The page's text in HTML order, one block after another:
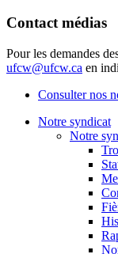
Contact médias
Pour les demandes
ufcw@ufcw.ca en
Consulter nos
Notre syndicat
Notre